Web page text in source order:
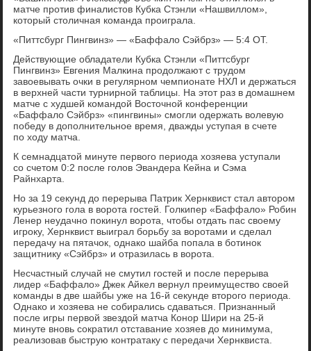
матче против финалистов Кубка Стэнли «Нашвиллом»,
который столичная команда проиграла.
«Питтсбург Пингвинз» — «Баффало Сэйбрз» — 5:4 ОТ.
Действующие обладатели Кубка Стэнли «Питтсбург
Пингвинз» Евгения Малкина продолжают с трудом
завоевывать очки в регулярном чемпионате НХЛ и держаться
в верхней части турнирной таблицы. На этот раз в домашнем
матче с худшей командой Восточной конференции
«Баффало Сэйбрз» «пингвины» смогли одержать волевую
победу в дополнительное время, дважды уступая в счете
по ходу матча.
К семнадцатой минуте первого периода хозяева уступали
со счетом 0:2 после голов Эвандера Кейна и Сэма
Райнхарта.
Но за 19 секунд до перерыва Патрик Хернквист стал автором
курьезного гола в ворота гостей. Голкипер «Баффало» Робин
Ленер неудачно покинул ворота, чтобы отдать пас своему
игроку, Хернквист выиграл борьбу за воротами и сделал
передачу на пятачок, однако шайба попала в ботинок
защитнику «Сэйбрз» и отразилась в ворота.
Несчастный случай не смутил гостей и после перерыва
лидер «Баффало» Джек Айкел вернул преимущество своей
команды в две шайбы уже на 16-й секунде второго периода.
Однако и хозяева не собирались сдаваться. Признанный
после игры первой звездой матча Конор Шири на 25-й
минуте вновь сократил отставание хозяев до минимума,
реализовав быструю контратаку с передачи Хернквиста.